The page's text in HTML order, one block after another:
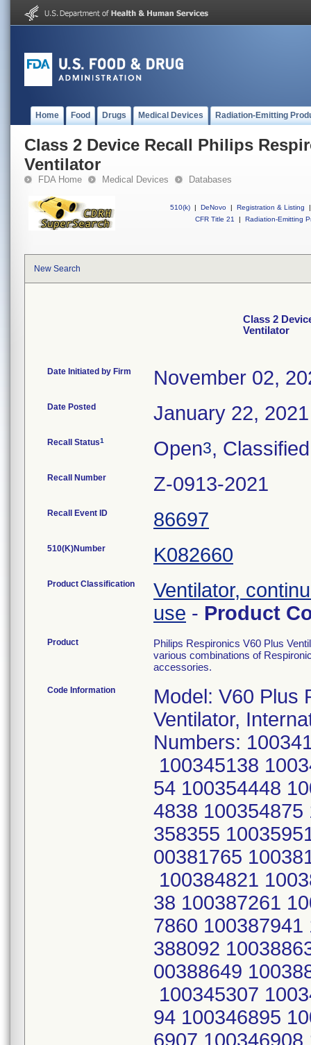
Home Food Drugs Medical Devices Radiation-Emitting
Class 2 Device Recall Philips
Ventilator
FDA Home Medical Devices Databases
510(k) | DeNovo | Registration & Listing
|
CFR Title 21
| Radiation-Emitting
New Search
Class 2
Ventilator
Date Initiated by Firm November 02,
Date Posted January 22, 2021
Recall Status1 Open3, Classified
Recall Number Z-0913-2021
Recall Event ID 86697
510(K)Number K082660
Product Classification
Ventilator,
use - Product
Product
Philips Respironics V60 Plus
various combinations of
accessories.
Code Information Model: V60 Plus Part Number: 1137276 V60 Plus Ventilator, International Serial Numbers: 100341890 100341897 100343602 100343674 100345138 100345145 100345148 100352752 100352754 100354448 100354454 100354464 100354470 100354838 100354875 100357792 100358141 100358158 100358355 100359515 100381237 100381430 100381436 100381765 100381835 100381850 100384222 100384818 100384821 100384875 100384878 100384903 100387138 100387261 100387407 100387412 100387557 100387860 100387941 100387953 100388063 100388068 100388092 100388630 100388634 100388640 100388641 100388649 100388676 201040204 201040216 100345306 100345307 100346866 100346876 100346889 100346894 100346895 100346896 100346898 100346901 100346907 100346908 100346909 100346910 100346911 100346913 100348081 100348085 100348140 100348146 100352062 100355386 100355900 100355923 100356012 100356258 100356302 100356303 100360343 100360364 100360378 100361206 100361563 100361576 100362006 100362051 100364563 100369571 100369619 100369692 100369705 100369912 100375136 100375594 100375911 100375912 100378897 100378926 100378928 100378931 100378932 100378934 100378937 100297858 100298767 100298799 100298928 100298929 100300520 100302008 100302012 100304689 100304697 100304701 100305136 100305821 100306638 100309643 100310997 100311467 100311473 100311480 100314877 100320637 100327540 100327543 100327548 100336899 100337246 100346856 100346858 100348113 100348114 100348445 100350151 100350153 100352753 100352806 100352809 100352829 100354067 100354070 100354076 100354458 100354867 100355162 100355880 100355911 100355917 100355920 100356279 100358146 100359620 100359623 100360200 100361432 100361971 100362036 100362065 100362515 100362567 100362728 100363719 100363755 100363759 100363798 100364540 100365111 100365141 100365653 100367161 100368606 100371204 100371644 100376389 100378064 100378069 100378077 100378215 100378278 100378301 100378302 100378305 100378538 100378665 100378679 100378680 100378681 100378686 100378993 100379006 100380659 100380822 100380929 100380930 100380964 100380995 100381265 100381726 100381768 100381822 100381823 100381826 100381829 100381830 100381832 100381840 100381841 100381843 100381844 100381845 100381848 100381856 100381901 100381906 100381908 100381911 100381912 100381923 100381924 100381928 100381930 100382181 100382190 100384081 100385057 100385165 100385304 100385305 100388680 201040139 201040199 201040202 201040206 201040208 201040210 201040213 201040214 201040311 201040314 201040327 100342965 100343117 100345137 100345591 100345624 100346213 100346218 100346249 100346261 201038743 100381339 100381905 100383913 100384289 100384873 100385163 100390089 100297860 100357138 100298655 100298659 100321724 100321729 100321905 100322861 100322870 100322890 100322896 100322897 100322901 100322902 100353273 100355396 100355670 100355878 100355890 100355895 100355926 100357131 100357731 100357749 100357770 100358145 100358148 100358312 100358341 100348173 100348175 100348176 100348178 100348440 100351489 100351490 100351495 100351497 100351546 100351553 100359604 100359767 100359949 100289710 100290611 100290612 100290642 100290646 100309491 100309492 100309578 100309641 100309646 100309733 100309736 100309738 100309820 100309823 100318609 100318616 100320638 100321702 100321714 100321720 100321796 100322865 100322879 100322884 100322886 100322887 100325103 100325104 100325108 100325117